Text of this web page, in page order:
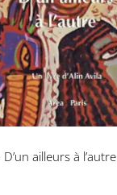
ailleurs à l’autre